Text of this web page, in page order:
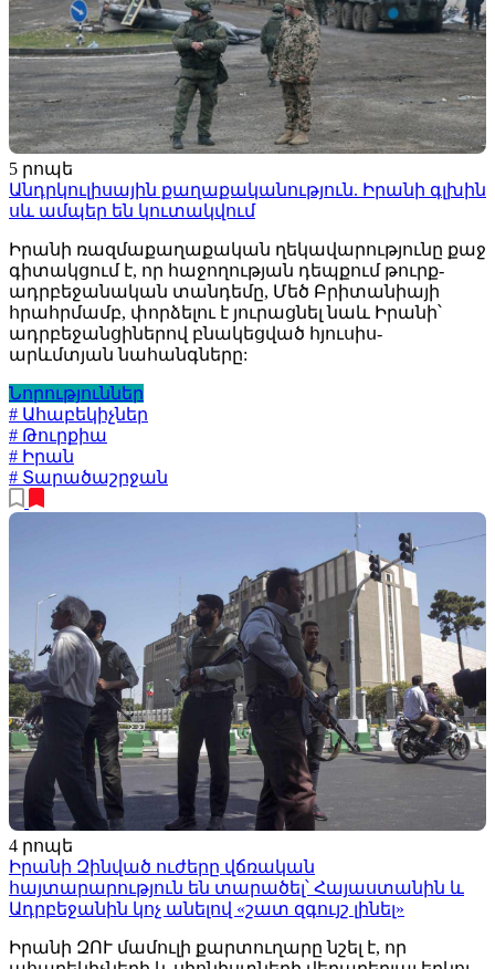
5 րոպե
Անդրկուլիսային քաղաքականություն. Իրանի գլխին
սև ամպեր են կուտակվում
Իրանի ռազմաքաղաքական ղեկավարությունը քաջ
գիտակցում է, որ հաջողության դեպքում թուրք-
ադրբեջանական տանդեմը, Մեծ Բրիտանիայի
հրահրմամբ, փորձելու է յուրացնել նաև Իրանի՝
ադրբեջանցիներով բնակեցված հյուսիս-
արևմտյան նահանգները:
Նորություններ
# Ահաբեկիչներ
# Թուրքիա
# Իրան
# Տարածաշրջան
4 րոպե
Իրանի Զինված ուժերը վճռական
հայտարարություն են տարածել՝ Հայաստանին և
Ադրբեջանին կոչ անելով «շատ զգույշ լինել»
Իրանի ԶՈՒ մամուլի քարտուղարը նշել է, որ